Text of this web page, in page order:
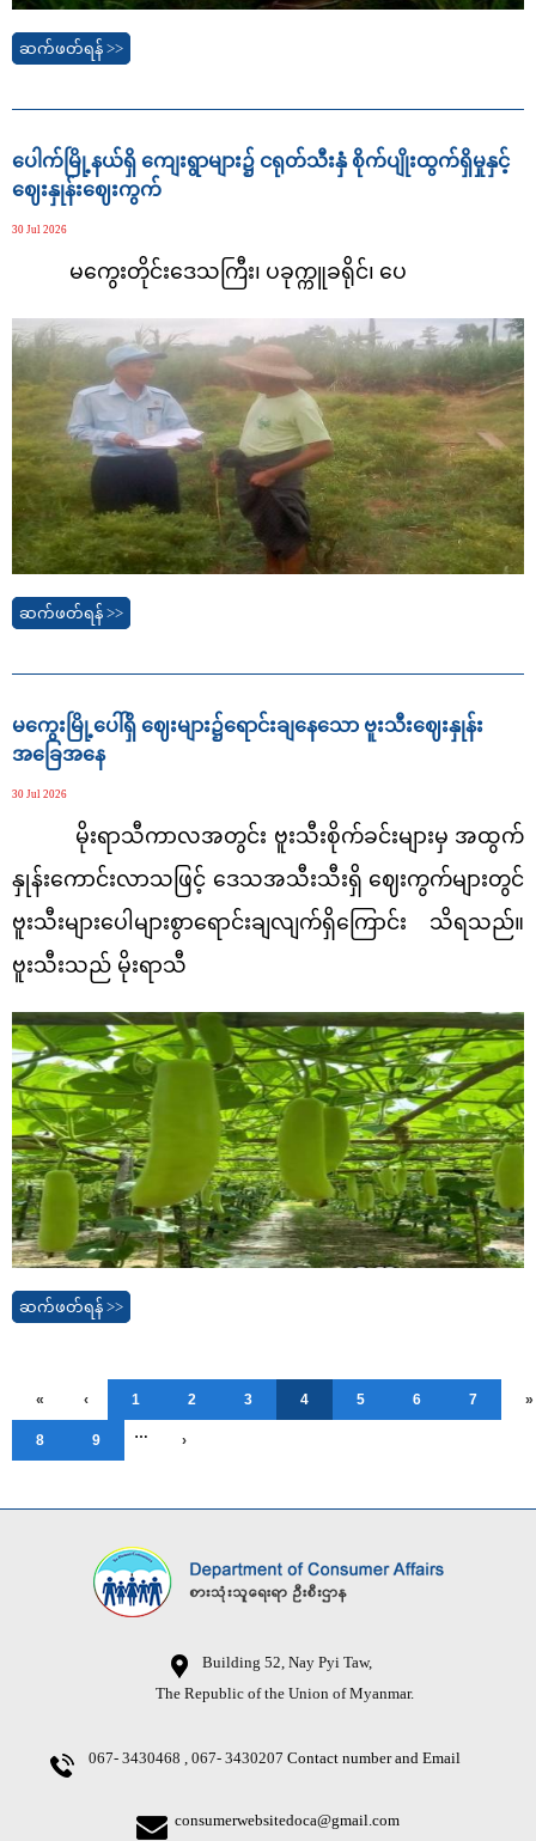
ဆက်ဖတ်ရန် >>
‌ပေါက်မြို့နယ်ရှိ‌ ကျေးရွာများ၌ ငရုတ်သီးနှံ စိုက်ပျိုးထွက်ရှိမှုနှင့်
ဈေးနှုန်းဈေးကွက်
30 Jul 2026
မကွေးတိုင်းဒေသကြီး၊ ပခုက္ကူခရိုင်၊ ပေ
ဆက်ဖတ်ရန် >>
မကွေးမြို့ပေါ်ရှိ ဈေးများ၌ရောင်းချနေသော ဗူးသီးဈေးနှုန်း
အခြေအနေ
30 Jul 2026
မိုးရာသီကာလအတွင်း ဗူးသီးစိုက်ခင်းများမှ အထွက်
နှုန်းကောင်းလာသဖြင့် ဒေသအသီးသီးရှိ ဈေးကွက်များတွင်
ဗူးသီးများပေါများစွာရောင်းချလျက်ရှိကြောင်း သိရသည်။
ဗူးသီးသည် မိုးရာသီ
ဆက်ဖတ်ရန် >>
« ‹ 1 2 3 4 5 6 7
8 9 … ›
»
Building 52, Nay Pyi Taw,
The Republic of the Union of Myanmar.
067- 3430468 , 067- 3430207 Contact number and Email
consumerwebsitedoca@gmail.com